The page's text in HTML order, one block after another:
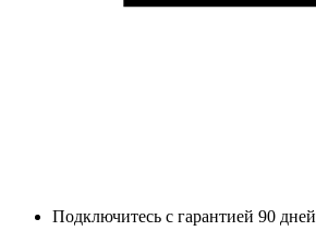
Подключитесь с гарантией 90 дней